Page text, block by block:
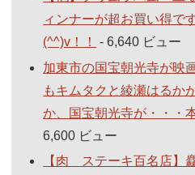
ィンナーが超お買い得で
(^^)v！！
- 6,640 ビュー
加東市の国宝朝光寺が映
もキムタクと綾瀬はるか
か、国宝朝光寺が・・・
6,600 ビュー
【肉 ステーキ百名店】